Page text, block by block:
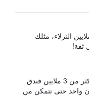
النزلاء، مثلك
ثقة!
يبحث HotelsCombined في أكثر من 3 ملايين فندق
واحد حتى تتمكن من